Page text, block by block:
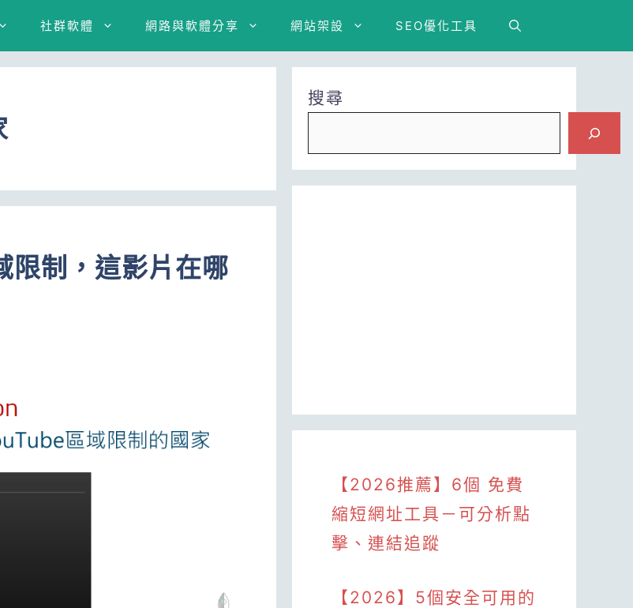
社群軟體 網路與軟體分享 網站架設 SEO優化工具
限制，這影片在哪
搜尋
【2026推薦】6個 免費
縮短網址工具－可分析點
擊、連結追蹤
【2026】5個安全可用的